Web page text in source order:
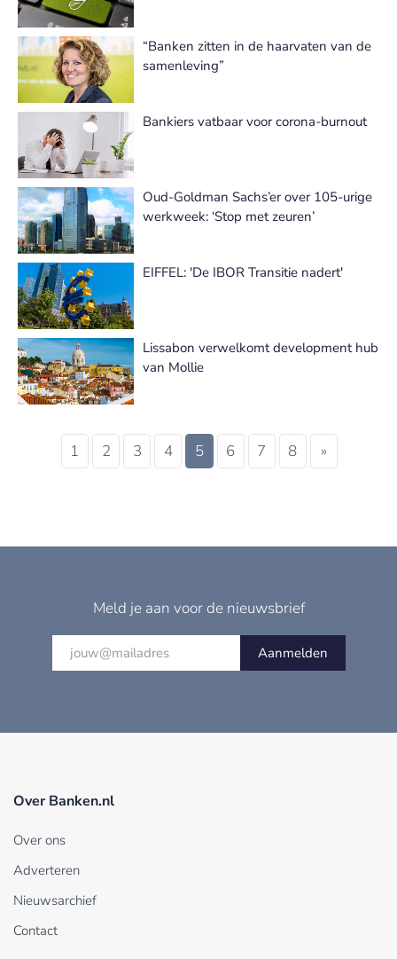
“Banken zitten in de haarvaten van de
samenleving”
Bankiers vatbaar voor corona-burnout
Oud-Goldman Sachs’er over 105-urige
werkweek: ‘Stop met zeuren’
EIFFEL: 'De IBOR Transitie nadert'
Lissabon verwelkomt development hub
van Mollie
1 2 3 4 5 6 7 8 »
Meld je aan voor de nieuwsbrief
Aanmelden
Over Banken.nl
Over ons
Adverteren
Nieuwsarchief
Contact